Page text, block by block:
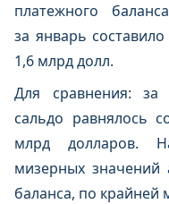
платежного
за январь
1,6 млрд долл.
Для сравнения:
сальдо равнялось
млрд долларов.
мизерных значений
баланса, по крайней